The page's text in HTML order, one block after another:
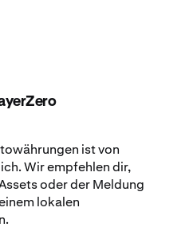
ist von
Wir empfehlen dir,
oder der Meldung
lokalen